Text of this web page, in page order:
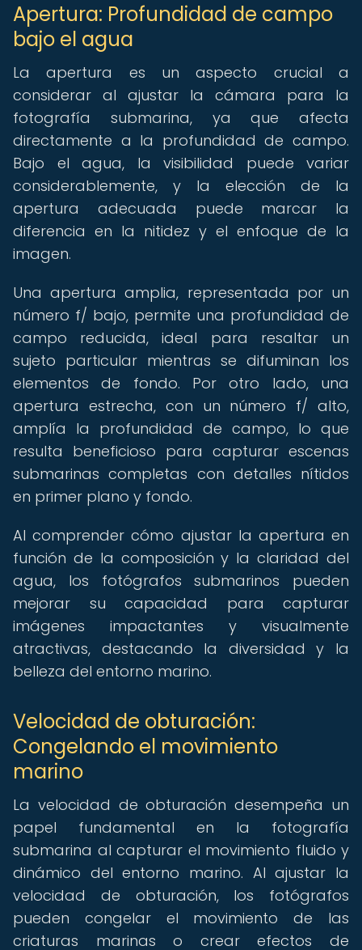
Apertura: Profundidad de campo
bajo el agua
La apertura es un aspecto crucial a
considerar al ajustar la cámara para la
fotografía submarina, ya que afecta
directamente a la profundidad de campo.
Bajo el agua, la visibilidad puede variar
considerablemente, y la elección de la
apertura adecuada puede marcar la
diferencia en la nitidez y el enfoque de la
imagen.
Una apertura amplia, representada por un
número f/ bajo, permite una profundidad de
campo reducida, ideal para resaltar un
sujeto particular mientras se difuminan los
elementos de fondo. Por otro lado, una
apertura estrecha, con un número f/ alto,
amplía la profundidad de campo, lo que
resulta beneficioso para capturar escenas
submarinas completas con detalles nítidos
en primer plano y fondo.
Al comprender cómo ajustar la apertura en
función de la composición y la claridad del
agua, los fotógrafos submarinos pueden
mejorar su capacidad para capturar
imágenes impactantes y visualmente
atractivas, destacando la diversidad y la
belleza del entorno marino.
Velocidad de obturación:
Congelando el movimiento
marino
La velocidad de obturación desempeña un
papel fundamental en la fotografía
submarina al capturar el movimiento fluido y
dinámico del entorno marino. Al ajustar la
velocidad de obturación, los fotógrafos
pueden congelar el movimiento de las
criaturas marinas o crear efectos de